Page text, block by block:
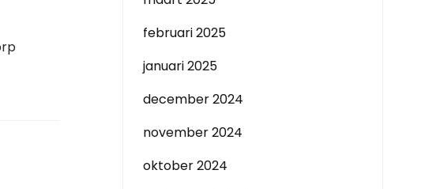
februari 2025
januari 2025
december 2024
november 2024
oktober 2024